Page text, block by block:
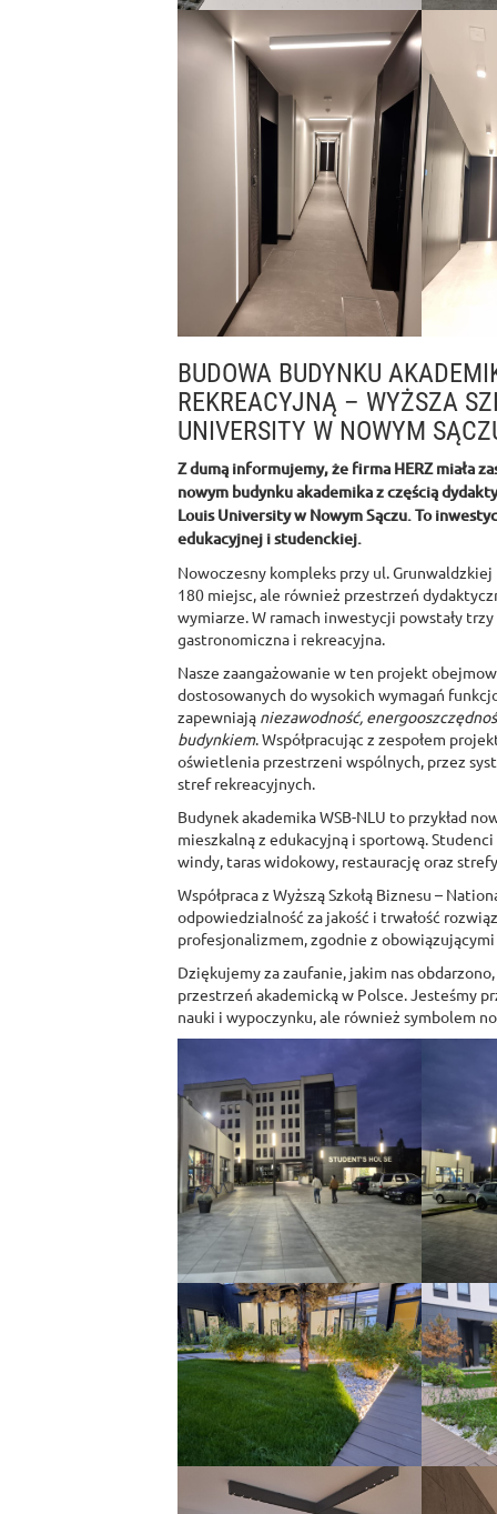
BUDOWA BUDYNKU
REKREACYJNĄ – WYŻSZA
UNIVERSITY W NOWYM
Z dumą informujemy, że firma HERZ miała
nowym budynku akademika z częścią
Louis University w Nowym Sączu. To
edukacyjnej i studenckiej.
Nowoczesny kompleks przy ul.
180 miejsc, ale również przestrzeń
wymiarze. W ramach inwestycji powstały
gastronomiczna i rekreacyjna.
Nasze zaangażowanie w ten projekt
dostosowanych do wysokich wymagań
zapewniają niezawodność,
budynkiem. Współpracując z zespołem
oświetlenia przestrzeni wspólnych, przez
stref rekreacyjnych.
Budynek akademika WSB-NLU to przykład
mieszkalną z edukacyjną i sportową.
windy, taras widokowy, restaurację oraz
Współpraca z Wyższą Szkołą Biznesu –
odpowiedzialność za jakość i trwałość
profesjonalizmem, zgodnie z
Dziękujemy za zaufanie, jakim nas
przestrzeń akademicką w Polsce. Jesteśmy
nauki i wypoczynku, ale również symbolem